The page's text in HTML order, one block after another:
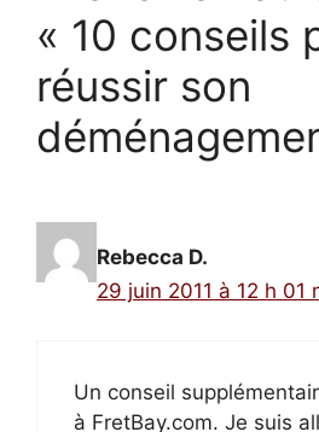
« 10 conseils
réussir son
Rebecca D.
29 juin 2011 à 12 h 01
Un conseil
à FretBay.com. Je suis